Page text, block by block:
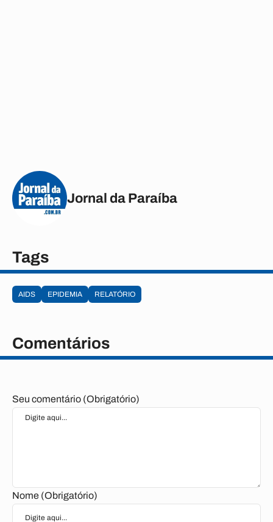
Jornal da Paraíba
Tags
AIDS EPIDEMIA RELATÓRIO
Comentários
Seu comentário (Obrigatório)
Nome (Obrigatório)